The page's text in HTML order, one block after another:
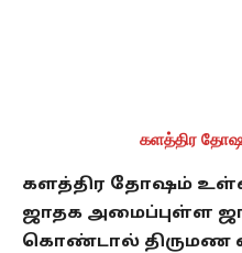
களத்திர
களத்திர தோஷம்
ஜாதக அமைப்புள்ள
கொண்டால் திருமண